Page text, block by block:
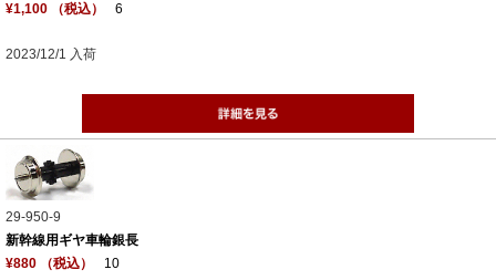
¥1,100 （税込）
6
2023/12/1 入荷
29-950-9
新幹線用ギヤ車輪銀長
¥880 （税込）
10